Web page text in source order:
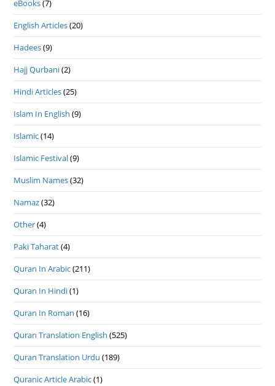
eBooks(7)
English Articles(20)
Hadees(9)
Hajj Qurbani(2)
Hindi Articles(25)
Islam In English (9)
Islamic(14)
Islamic Festival(9)
Muslim Names(32)
Namaz(32)
Other(4)
Paki Taharat(4)
Quran In Arabic(211)
Quran In Hindi(1)
Quran In Roman (16)
Quran Translation English (525)
Quran Translation Urdu (189)
Quranic Article Arabic(1)